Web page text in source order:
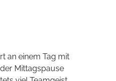
an einem Tag mit
Mittagspause